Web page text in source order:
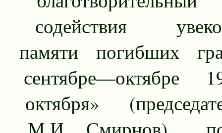
содействия
памяти погибших
сентябре—октябре
октября»